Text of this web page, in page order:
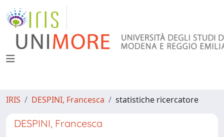
IRIS DESPINI, Francesca statistiche ricercatore
DESPINI, Francesca